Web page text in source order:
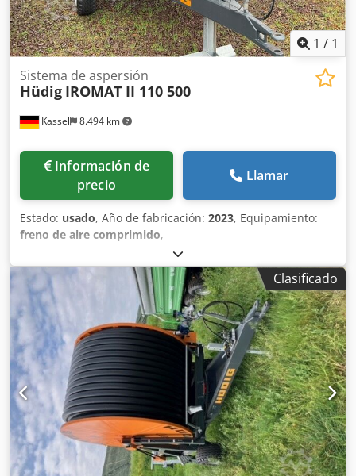
1 / 1
Kassel 8.494 km
Sistema de aspersión
Hüdig IROMAT II 110 500
Información de
precio
Llamar
Estado: usado, Año de fabricación: 2023, Equipamiento:
freno de aire comprimido,
Clasificado